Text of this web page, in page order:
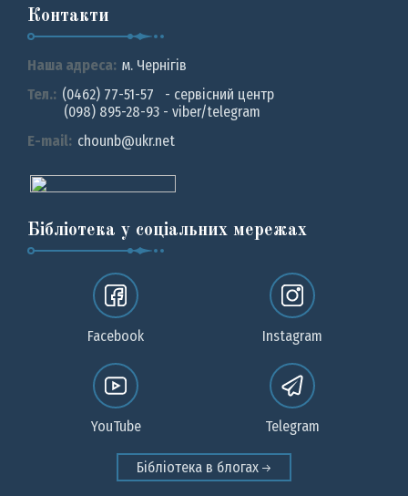
Контакти
Наша адреса: м. Чернiгiв
Тел.: (0462) 77-51-57 - сервісний центр
(098) 895-28-93 - viber/telegram
E-mail: chounb@ukr.net
Бібліотека у соціальних мережах
Facebook Instagram
YouTube Telegram
Бібліотека в блогах